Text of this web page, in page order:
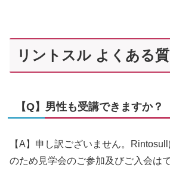
リントスル よくある
【Q】男性も受講できますか？
【A】申し訳ございません。
のため見学会のご参加及びご入会は